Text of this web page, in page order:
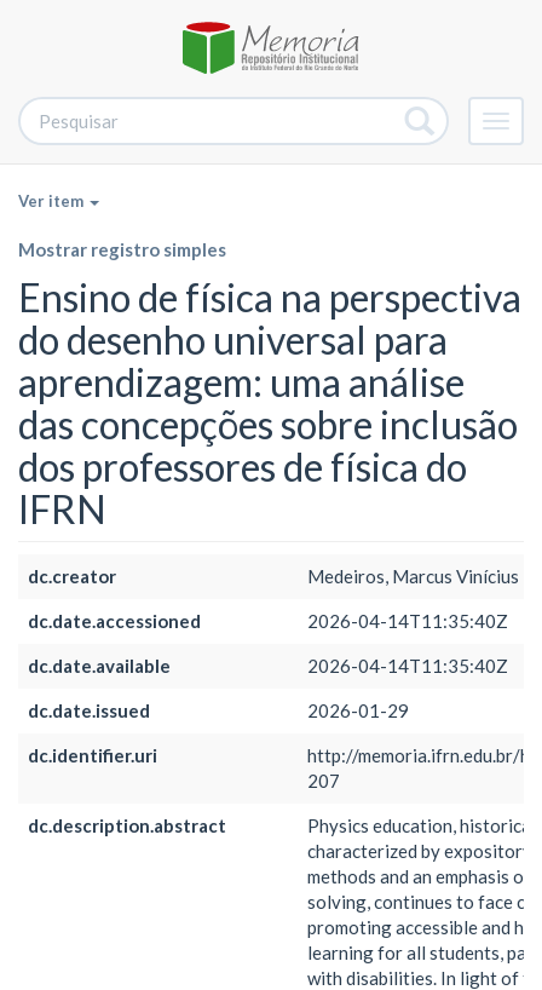
Ver item
Mostrar registro simples
Ensino de física na perspectiva
do desenho universal para
aprendizagem: uma análise
das concepções sobre inclusão
dos professores de física do
IFRN
dc.creator Medeiros, Marcus Vinícius
dc.date.accessioned 2026-04-14T11:35:40Z
dc.date.available 2026-04-14T11:35:40Z
dc.date.issued 2026-01-29
dc.identifier.uri
http://memoria.ifrn.edu.br/
207
dc.description.abstract
Physics education,
characterized by expository
methods and an emphasis on
solving, continues to face
promoting accessible and
learning for all students,
with disabilities. In light of